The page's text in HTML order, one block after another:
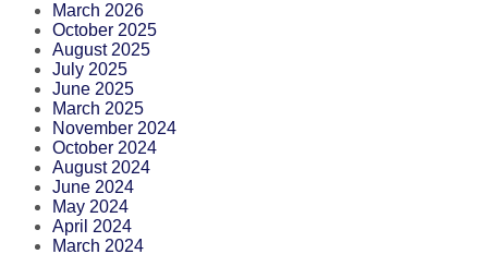
March 2026
October 2025
August 2025
July 2025
June 2025
March 2025
November 2024
October 2024
August 2024
June 2024
May 2024
April 2024
March 2024